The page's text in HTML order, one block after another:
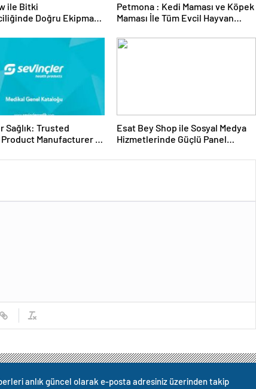
ile Bitki
Doğru Ekipman
Petmona : Kedi Maması ve Köpek
Maması İle Tüm Evcil Hayvan
Sağlık: Trusted
Manufacturer in
Esat Bey Shop ile Sosyal Medya
Hizmetlerinde Güçlü Panel
anlık güncel olarak e-posta adresiniz üzerinden takip